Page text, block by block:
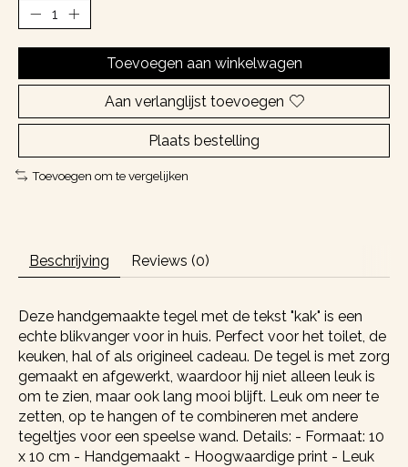
Toevoegen aan winkelwagen
Aan verlanglijst toevoegen
Plaats bestelling
Toevoegen om te vergelijken
Beschrijving Reviews (0)
Deze handgemaakte tegel met de tekst "kak" is een
echte blikvanger voor in huis. Perfect voor het toilet, de
keuken, hal of als origineel cadeau. De tegel is met zorg
gemaakt en afgewerkt, waardoor hij niet alleen leuk is
om te zien, maar ook lang mooi blijft. Leuk om neer te
zetten, op te hangen of te combineren met andere
tegeltjes voor een speelse wand. Details: - Formaat: 10
x 10 cm - Handgemaakt - Hoogwaardige print - Leuk